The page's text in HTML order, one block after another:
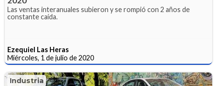
Las ventas interanuales subieron y se rompió con 2 años de
constante caída.
Ezequiel Las Heras
Miércoles, 1 de julio de 2020
Industria